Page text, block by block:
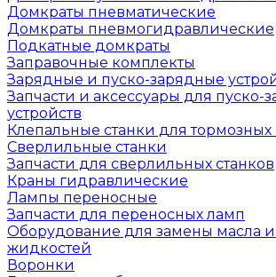
Домкраты пневматические
Домкраты пневмогидравлические
Подкатные домкраты
Заправочные комплекты
Зарядные и пуско-зарядные
Запчасти и аксессуары для пуско-
устройств
Клепальные станки для тормозных
Сверлильные станки
Запчасти для сверлильных станков
Краны гидравлические
Лампы переносные
Запчасти для переносных ламп
Оборудование для замены масла и
жидкостей
Воронки